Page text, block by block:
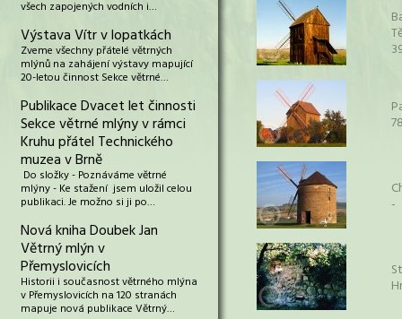
všech zapojených vodních i…
Výstava Vítr v lopatkách
Zveme všechny přátelé větrných
mlýnů na zahájení výstavy mapující
20-letou činnost Sekce větrné…
Publikace Dvacet let činnosti
Sekce větrné mlýny v rámci
Kruhu přátel Technického
muzea v Brně
Do složky - Poznáváme větrné
mlýny - Ke stažení jsem uložil celou
publikaci. Je možno si ji po…
Nová kniha Doubek Jan
Větrný mlýn v
Přemyslovicích
Historii i současnost větrného mlýna
v Přemyslovicích na 120 stranách
mapuje nová publikace Větrný…
-